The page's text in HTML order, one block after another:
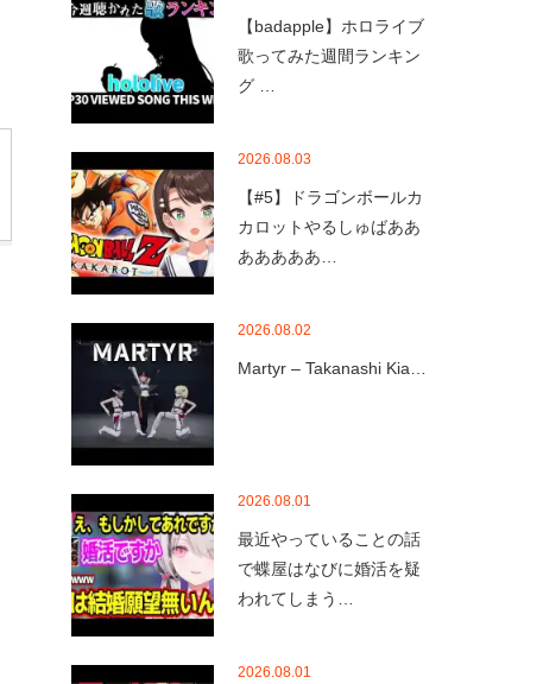
【badapple】ホロライブ
歌ってみた週間ランキン
グ …
2026.08.03
【#5】ドラゴンボールカ
カロットやるしゅばああ
あああああ…
2026.08.02
Martyr – Takanashi Kia…
2026.08.01
最近やっていることの話
で蝶屋はなびに婚活を疑
われてしまう…
2026.08.01